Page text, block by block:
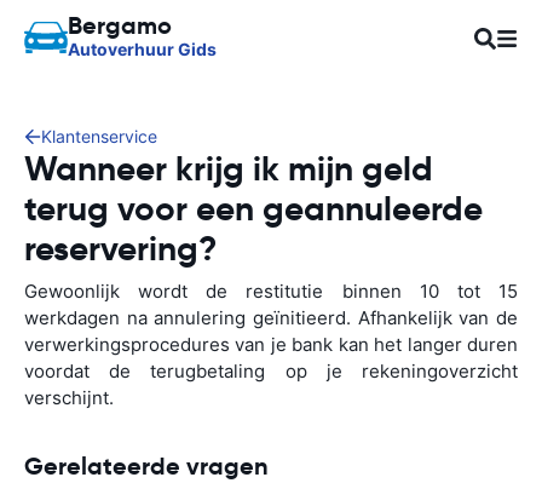
Bergamo
Autoverhuur Gids
Klantenservice
Wanneer krijg ik mijn geld
terug voor een geannuleerde
reservering?
Gewoonlijk wordt de restitutie binnen 10 tot 15
werkdagen na annulering geïnitieerd. Afhankelijk van de
verwerkingsprocedures van je bank kan het langer duren
voordat de terugbetaling op je rekeningoverzicht
verschijnt.
Gerelateerde vragen